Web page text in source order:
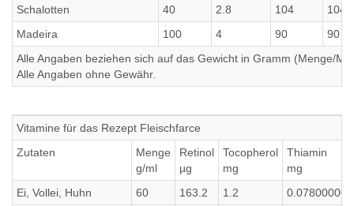
Schalotten
40 2.8 104
104
Madeira
100 4 90
90
Alle Angaben beziehen sich auf das Gewicht in Gramm (Menge/
Alle Angaben ohne Gewähr.
Vitamine für das Rezept Fleischfarce
Zutaten
Menge
g/ml
Retinol
µg
Tocopherol
mg
Thiamin
mg
Ei, Vollei, Huhn
60 163.2 1.2